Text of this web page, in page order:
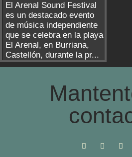
El Arenal Sound Festival
es un destacado evento
de música independiente
que se celebra en la playa
El Arenal, en Burriana,
Castellón, durante la pr...